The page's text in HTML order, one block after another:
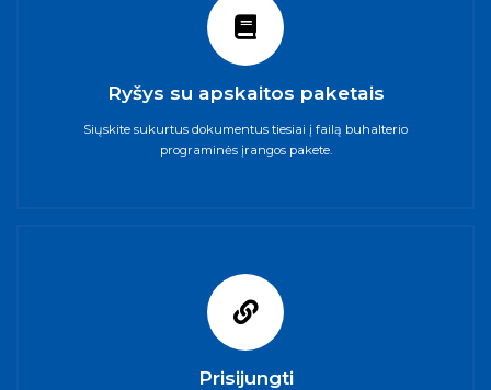
Ryšys su apskaitos paketais
Siųskite sukurtus dokumentus tiesiai į failą buhalterio
programinės įrangos pakete.
Prisijungti